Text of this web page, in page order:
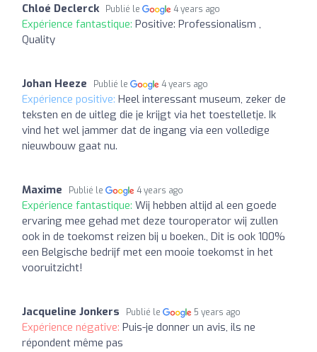
Chloé Declerck Publié le 4 years ago
Expérience fantastique: Positive: Professionalism ,
Quality
Johan Heeze Publié le 4 years ago
Expérience positive: Heel interessant museum, zeker de
teksten en de uitleg die je krijgt via het toestelletje. Ik
vind het wel jammer dat de ingang via een volledige
nieuwbouw gaat nu.
Maxime Publié le 4 years ago
Expérience fantastique: Wij hebben altijd al een goede
ervaring mee gehad met deze touroperator wij zullen
ook in de toekomst reizen bij u boeken., Dit is ook 100%
een Belgische bedrijf met een mooie toekomst in het
vooruitzicht!
Jacqueline Jonkers Publié le 5 years ago
Expérience négative: Puis-je donner un avis, ils ne
répondent même pas